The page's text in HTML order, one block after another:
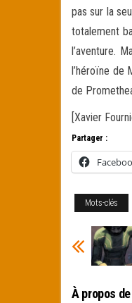
pas sur la
totalement
l’aventure.
l’héroïne de
de
[Xavier
Partager :
Mots-clés
À propos